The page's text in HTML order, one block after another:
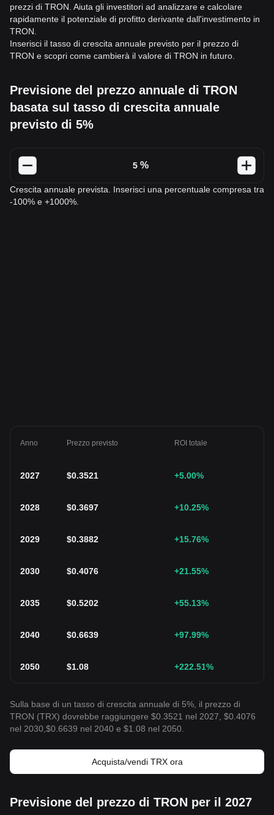
prezzi di TRON. Aiuta gli investitori ad analizzare e calcolare
rapidamente il potenziale di profitto derivante dall'investimento in
TRON.
Inserisci il tasso di crescita annuale previsto per il prezzo di
TRON e scopri come cambierà il valore di TRON in futuro.
Previsione del prezzo annuale di TRON
basata sul tasso di crescita annuale
previsto di 5%
%
Crescita annuale prevista. Inserisci una percentuale compresa tra
-100% e +1000%.
Anno Prezzo previsto ROI totale
2027 $0.3521 +5.00%
2028 $0.3697 +10.25%
2029 $0.3882 +15.76%
2030 $0.4076 +21.55%
2035 $0.5202 +55.13%
2040 $0.6639 +97.99%
2050 $1.08 +222.51%
Sulla base di un tasso di crescita annuale di 5%, il prezzo di
TRON (TRX) dovrebbe raggiungere $0.3521 nel 2027, $0.4076
nel 2030,$0.6639 nel 2040 e $1.08 nel 2050.
Acquista/vendi TRX ora
Previsione del prezzo di TRON per il 2027